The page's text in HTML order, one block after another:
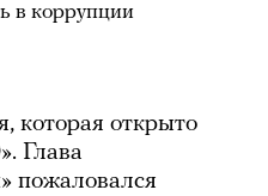
в коррупции
которая открыто
Глава
пожаловался